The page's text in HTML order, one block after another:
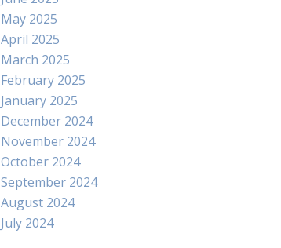
May 2025
April 2025
March 2025
February 2025
January 2025
December 2024
November 2024
October 2024
September 2024
August 2024
July 2024